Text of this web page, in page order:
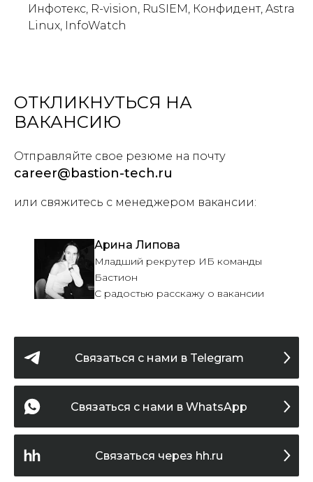
Инфотекс, R-vision, RuSIEM, Конфидент, Astra
Linux, InfoWatch
ОТКЛИКНУТЬСЯ НА
ВАКАНСИЮ
Отправляйте свое резюме на почту
career@bastion-tech.ru
или свяжитесь с менеджером вакансии:
Арина Липова
Младший рекрутер ИБ команды
Бастион
С радостью расскажу о вакансии
Связаться c нами в Telegram
Связаться с нами в WhatsApp
Связаться через hh.ru